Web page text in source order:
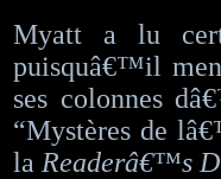
Myatt a lu
puisquâ€™il
ses colonnes
“Mystères de
la Readerâ€™s